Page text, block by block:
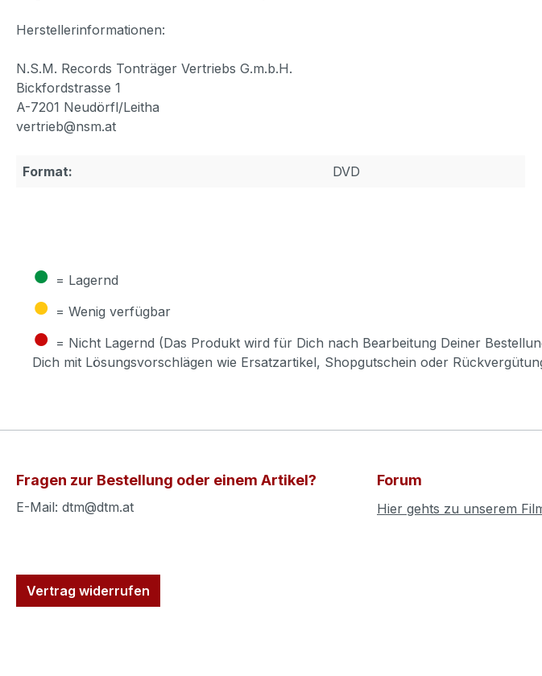
Herstellerinformationen:
N.S.M. Records Tonträger Vertriebs G.m.b.H.
Bickfordstrasse 1
A-7201 Neudörfl/Leitha
vertrieb@nsm.at
Format: DVD
● = Lagernd
● = Wenig verfügbar
● = Nicht Lagernd (Das Produkt wird für Dich nach Bearbeitung Deiner
Dich mit Lösungsvorschlägen wie Ersatzartikel, Shopgutschein oder
Fragen zur Bestellung oder einem Artikel?
E-Mail: dtm@dtm.at
Vertrag widerrufen
Forum
Hier gehts zu unserem